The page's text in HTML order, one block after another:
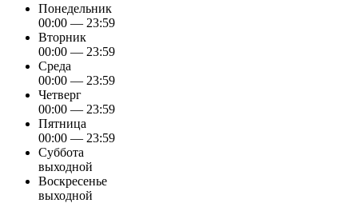
Понедельник
00:00 — 23:59
Вторник
00:00 — 23:59
Среда
00:00 — 23:59
Четверг
00:00 — 23:59
Пятница
00:00 — 23:59
Суббота
выходной
Воскресенье
выходной